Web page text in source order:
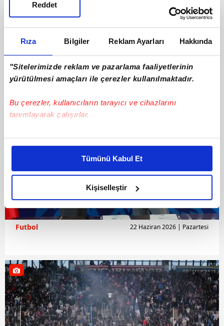
Rıza Bilgiler Reklam Ayarları Hakkında
"Sitelerimizde reklam ve pazarlama faaliyetlerinin
yürütülmesi amaçları ile çerezler kullanılmaktadır.
Bu çerezler, kullanıcıların tarayıcı ve cihazlarını
tanımlayarak çalışırlar.
Bu çerezlere izin vermeniz halinde sizlere özel
daha iyi reklam deneyimi yaşatabiliriz. Bunu yaparken
amacımızın size daha iyi bir reklam deneyimi sunmak
olduğunu ve sizlere en iyi içerikleri sunabilmek adına
elimizden gelen çabayı gösterdiğimizi ve bu noktada,
reklamların maliyetlerimizi karşılamak noktasında tek gelir
kalemimiz olduğunu sizlere hatırlatmak isteriz.
takdirde, kullanıcılara hedefli reklamlar
gösterilmeyecektir."
Sizlere daha iyi bir hizmet sunabilmek için İnternet
Sitemizde kendimize ve üçüncü kişilere ait çerezler
kullanılmaktadır. Bu çerezler vasıtasıyla çeşitli kişisel
Tümünü Kabul Et
Kişiselleştir
Reddet
Futbol 22 Haziran 2026 | Pazartesi